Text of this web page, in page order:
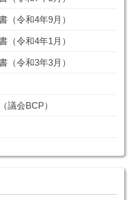
（令和4年9月）
（令和4年1月）
（令和3年3月）
議会BCP）